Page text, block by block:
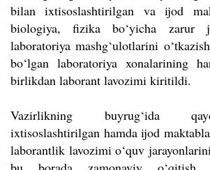
bilan ixtisoslashtirilgan va ijod
biologiya, fizika bo‘yicha zarur
laboratoriya mashg‘ulotlarini
bo‘lgan laboratoriya xonalarining
birlikdan laborant lavozimi kiritildi.
Vazirlikning buyrug‘ida
ixtisoslashtirilgan hamda ijod
laborantlik lavozimi o‘quv